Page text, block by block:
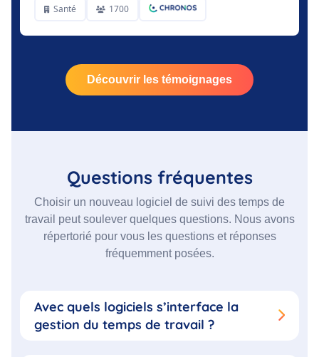
Santé 1700
Découvrir les témoignages
Questions fréquentes
Choisir un nouveau logiciel de suivi des temps de
travail peut soulever quelques questions. Nous avons
répertorié pour vous les questions et réponses
fréquemment posées.
Avec quels logiciels s’interface la
gestion du temps de travail ?